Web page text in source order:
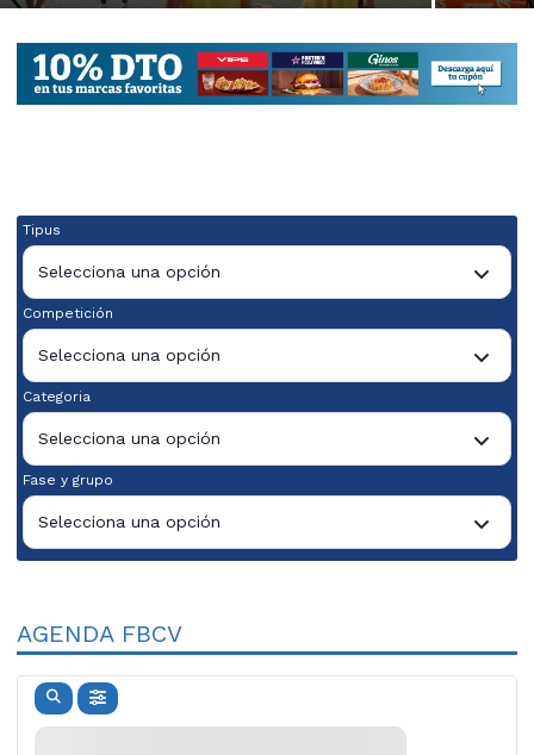
Tipus
Selecciona una opción
Competición
Selecciona una opción
Categoria
Selecciona una opción
Fase y grupo
Selecciona una opción
AGENDA FBCV